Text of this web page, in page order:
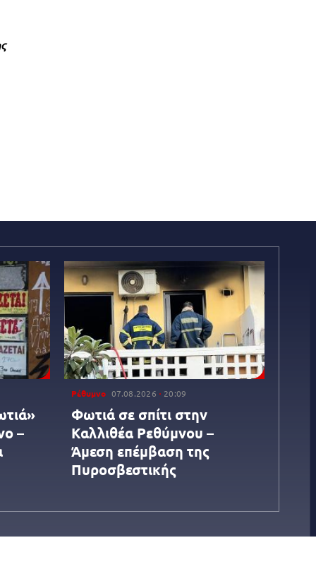
–
Ρέθυμνο 07.08.2026 20:09
Φωτιά σε σπίτι στην
Καλλιθέα Ρεθύμνου –
Άμεση επέμβαση της
Πυροσβεστικής